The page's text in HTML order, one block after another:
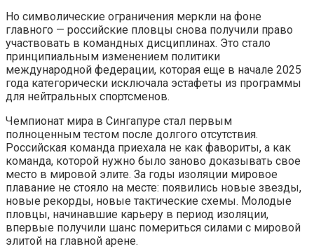
Но символические ограничения меркли на фоне
главного — российские пловцы снова получили право
участвовать в командных дисциплинах. Это стало
принципиальным изменением политики
международной федерации, которая еще в начале 2025
года категорически исключала эстафеты из программы
для нейтральных спортсменов.
Чемпионат мира в Сингапуре стал первым
полноценным тестом после долгого отсутствия.
Российская команда приехала не как фавориты, а как
команда, которой нужно было заново доказывать свое
место в мировой элите. За годы изоляции мировое
плавание не стояло на месте: появились новые звезды,
новые рекорды, новые тактические схемы. Молодые
пловцы, начинавшие карьеру в период изоляции,
впервые получили шанс помериться силами с мировой
элитой на главной арене.